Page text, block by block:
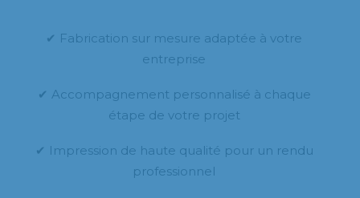
✔ Fabrication sur mesure adaptée à votre
entreprise
✔ Accompagnement personnalisé à chaque
étape de votre projet
✔ Impression de haute qualité pour un rendu
professionnel